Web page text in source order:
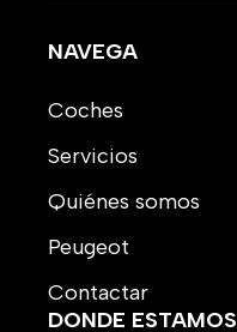
NAVEGA
Coches
Servicios
Quiénes somos
Peugeot
Contactar
DONDE ESTAMOS